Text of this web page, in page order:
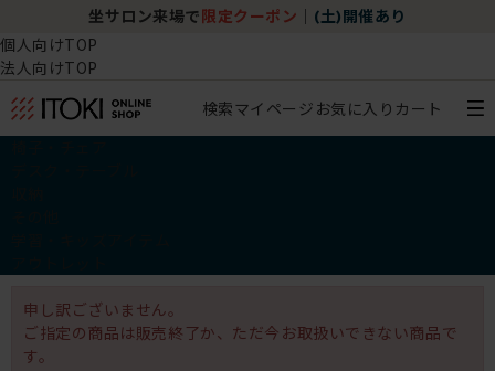
坐サロン来場で 限定クーポン (土)開催あり
個人向けTOP
法人向けTOP
検索マイページ お気に入り カート
申し訳ございません。
ご指定の商品は販売終了か、ただ今お取扱いできない商品で
す。